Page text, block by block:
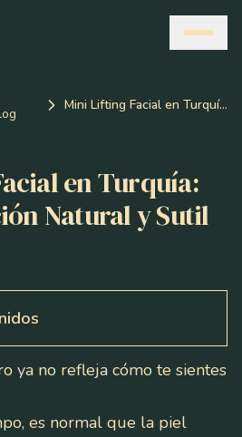
Mini Lifting Facial en Turquía: Una Renovación Natural y Sutil
en Turquía:
Natural y Sutil
ya no refleja cómo te sientes
es normal que la piel